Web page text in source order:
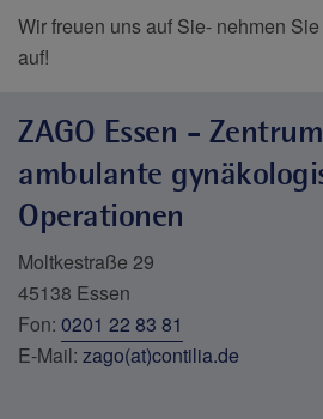
Wir freuen uns auf Sie- nehmen
auf!
ZAGO Essen -
ambulante
Operationen
Moltkestraße 29
45138 Essen
Fon: 0201 22 83 81
E-Mail: zago(at)contilia.de